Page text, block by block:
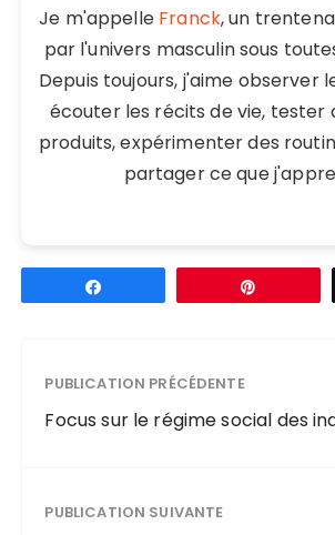
Je m'appelle Franck, un
par l'univers masculin sous
Depuis toujours, j'aime observer
écouter les récits de vie, tester
produits, expérimenter des
partager ce que
PUBLICATION PRÉCÉDENTE
Focus sur le régime social des
PUBLICATION SUIVANTE